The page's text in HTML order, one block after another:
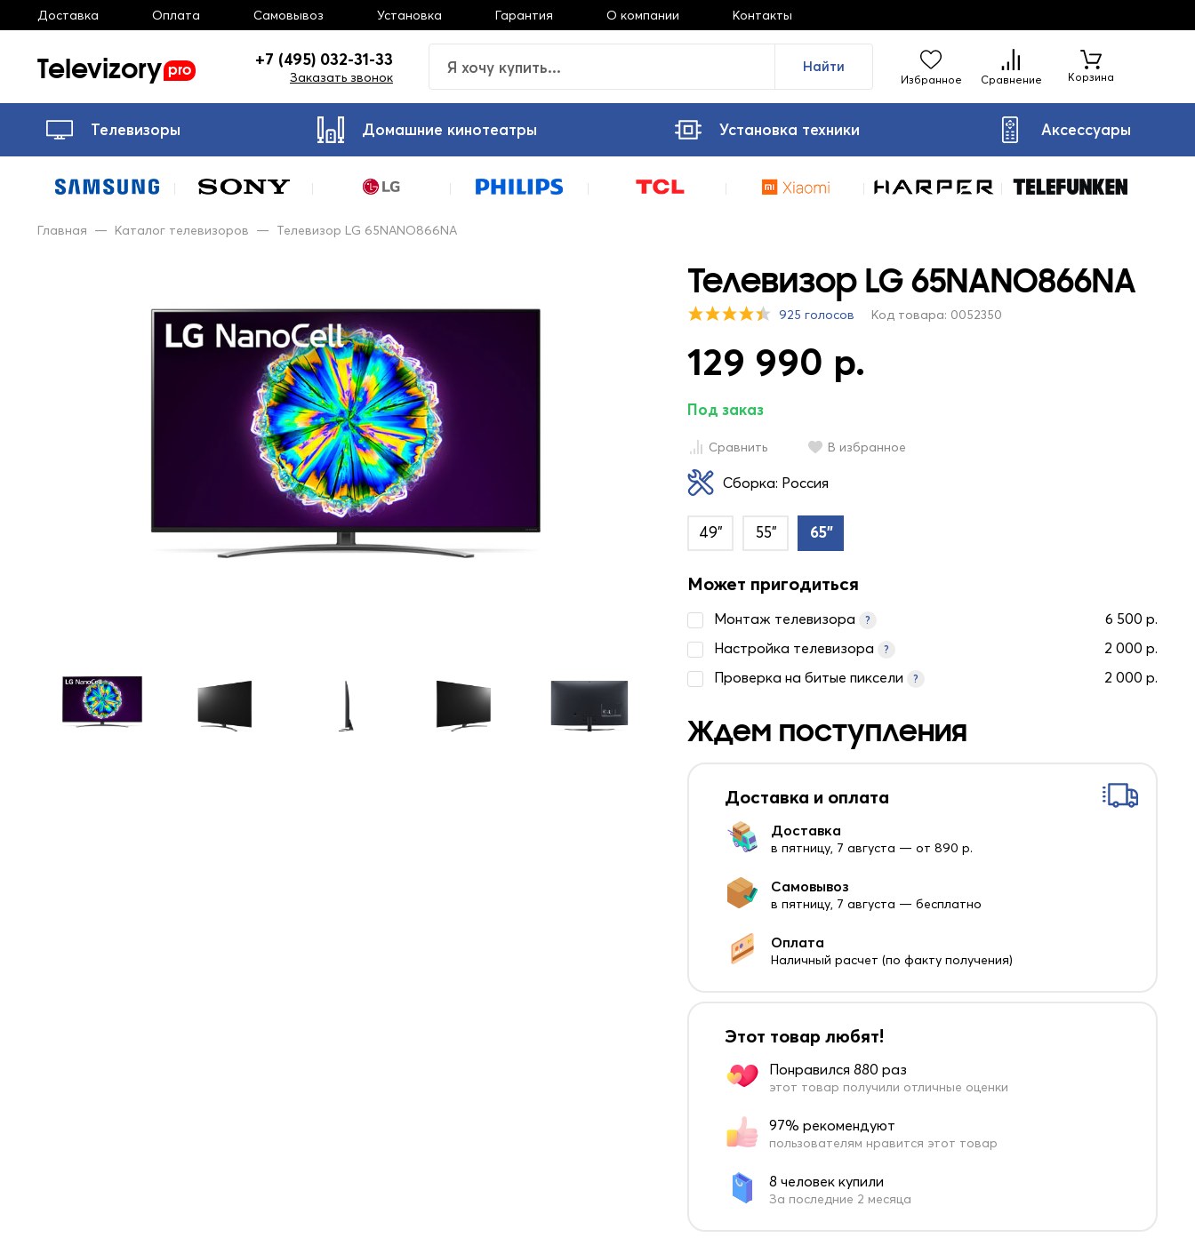
Доставка Оплата Самовывоз Установка Гарантия О компании Контакты
Televizory pro +7 (495) 032-31-33
Заказать звонок
Найти
Избранное Сравнение Корзина
Телевизоры Домашние кинотеатры Установка техники Аксессуары
Главная — Каталог телевизоров — Телевизор LG 65NANO866NA
Телевизор LG 65NANO866NA
925 голосов Код товара: 0052350
129 990 р.
Под заказ
Сравнить В избранное
Сборка: Россия
49" 55" 65"
Может пригодиться
Монтаж телевизора ?
6 500 р.
Настройка телевизора
?
2 000 р.
Проверка на битые пиксели
? 2 000 р.
Ждем поступления
Доставка и оплата
Доставка
в пятницу, 7 августа — от 890 р.
Самовывоз
в пятницу, 7 августа — бесплатно
Оплата
Наличный расчет (по факту получения)
Этот товар любят!
Понравился 880 раз
этот товар получили отличные оценки
97% рекомендуют
пользователям нравится этот товар
8 человек купили
За последние 2 месяца